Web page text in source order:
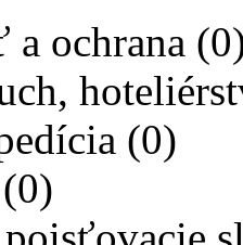
a ochrana
(0)